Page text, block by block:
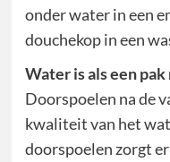
onder water in een
douchekop in een
Water is als een
Doorspoelen na de
kwaliteit van het
doorspoelen zorgt